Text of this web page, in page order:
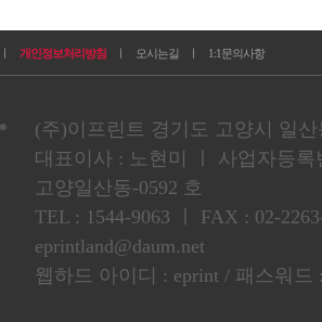
ㅣ 개인정보처리방침 ㅣ 오시는길 ㅣ 1:1문의사항
(주)이프린트 경기도 고양시 일
대표이사 : 노현미 ㅣ 사업자등록
고양일산동-0592 호
TEL : 1544-9063 ㅣ FAX : 02-
eprintland@daum.net
웹하드 아이디 : eprint / 패스워드